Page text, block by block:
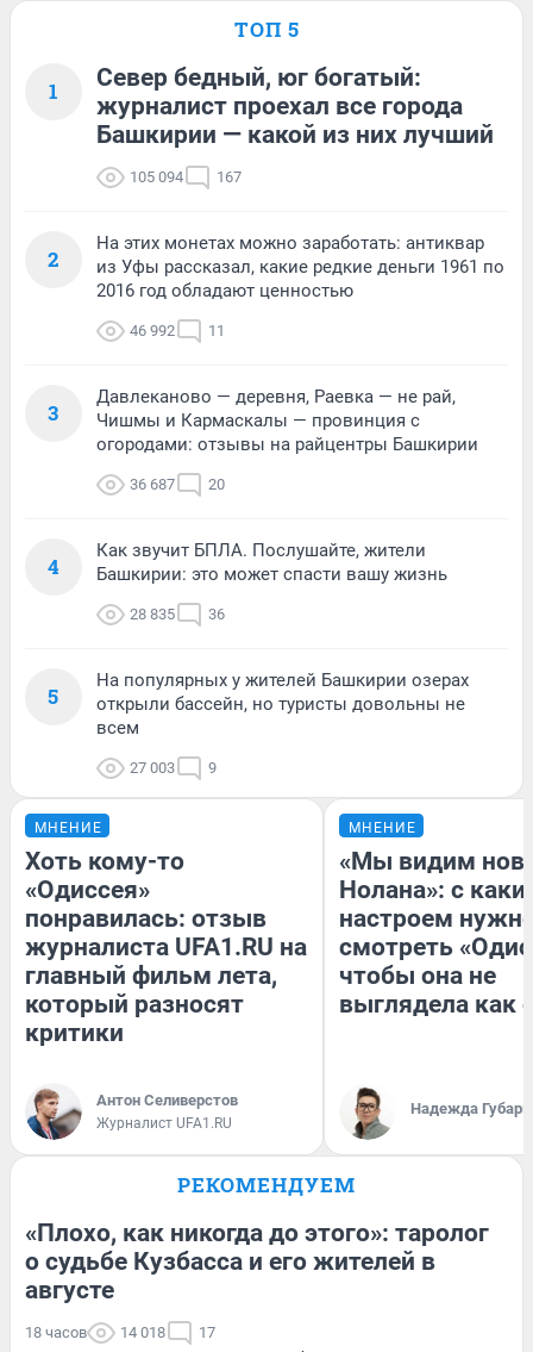
ТОП 5
1
Север бедный, юг богатый:
журналист проехал все города
Башкирии — какой из них лучший
105 094 167
2
На этих монетах можно заработать: антиквар
из Уфы рассказал, какие редкие деньги 1961 по
2016 год обладают ценностью
46 992 11
3
Давлеканово — деревня, Раевка — не рай,
Чишмы и Кармаскалы — провинция с
огородами: отзывы на райцентры Башкирии
36 687 20
4
Как звучит БПЛА. Послушайте, жители
Башкирии: это может спасти вашу жизнь
28 835 36
5
На популярных у жителей Башкирии озерах
открыли бассейн, но туристы довольны не
всем
27 003 9
МНЕНИЕ
Хоть кому-то
«Одиссея»
понравилась: отзыв
журналиста UFA1.RU на
главный фильм лета,
который разносят
критики
Антон Селиверстов
Журналист UFA1.RU
МНЕНИЕ
«Мы видим
Нолана»: с
настроем
смотреть
чтобы она не
выглядела как
Надежда Губарь
РЕКОМЕНДУЕМ
«Плохо, как никогда до этого»: таролог
о судьбе Кузбасса и его жителей в
августе
18 часов 14 018 17